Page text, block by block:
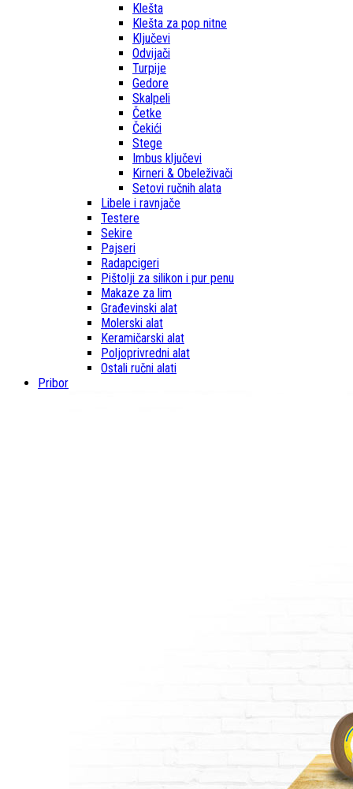
Klešta
Klešta za pop nitne
Ključevi
Odvijači
Turpije
Gedore
Skalpeli
Četke
Čekići
Stege
Imbus ključevi
Kirneri & Obeleživači
Setovi ručnih alata
Libele i ravnjače
Testere
Sekire
Pajseri
Radapcigeri
Pištolji za silikon i pur penu
Makaze za lim
Građevinski alat
Molerski alat
Keramičarski alat
Poljoprivredni alat
Ostali ručni alati
Pribor